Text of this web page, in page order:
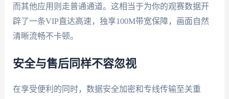
而其他应用则走普通通道。这相当于为你的观赛数据开
辟了一条VIP直达高速，独享100M带宽保障，画面自然
清晰流畅不卡顿。
安全与售后同样不容忽视
在享受便利的同时，数据安全加密和专线传输至关重